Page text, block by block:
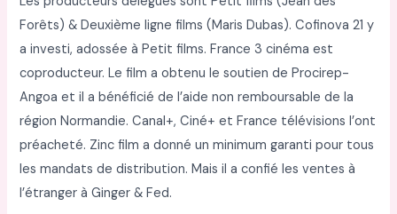
Forêts) & Deuxième ligne films (Maris Dubas). Cofinova 21 y
a investi, adossée à Petit films. France 3 cinéma est
coproducteur. Le film a obtenu le soutien de Procirep-
Angoa et il a bénéficié de l’aide non remboursable de la
région Normandie. Canal+, Ciné+ et France télévisions l’ont
préacheté. Zinc film a donné un minimum garanti pour tous
les mandats de distribution. Mais il a confié les ventes à
l’étranger à Ginger & Fed.